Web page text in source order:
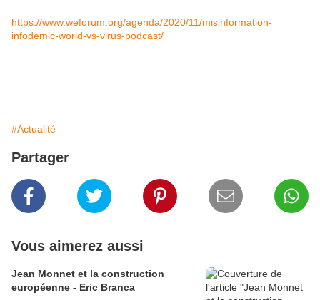
https://www.weforum.org/agenda/2020/11/misinformation-
infodemic-world-vs-virus-podcast/
#Actualité
Partager
Vous aimerez aussi
Jean Monnet et la construction
européenne - Eric Branca